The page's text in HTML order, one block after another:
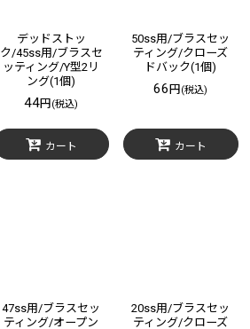
デッドストッ
ク/45ss用/ブラスセ
ッティング/Y型2リ
ング(1個)
44円 (税込)
カート
50ss用/ブラスセッ
ティング/クローズ
ドバック(1個)
66円 (税込)
カート
47ss用/ブラスセッ
ティング/オープン
20ss用/ブラスセッ
ティング/クローズ